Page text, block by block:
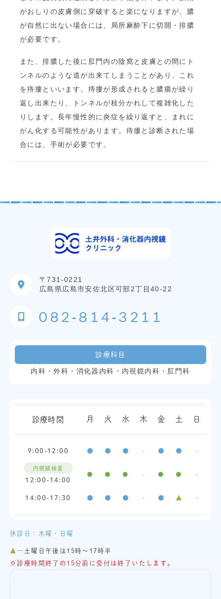
がおしりの皮膚側に穿破すると楽になりますが、膿
が自然に出ない場合には、局所麻酔下に切開・排膿
が必要です。
また、排膿した後に肛門内の陰窩と皮膚との間にト
ンネルのような道が出来てしまうことがあり、これ
を痔瘻といいます。痔瘻が形成されると膿瘍が繰り
返し出来たり、トンネルが枝分かれして複雑化した
りします。長年慢性的に炎症を繰り返すと、まれに
がん化する可能性があります。痔瘻と診断された場
合には、手術が必要です。
〒731-0221
広島県広島市安佐北区可部2丁目40-22
082-814-3211
診療科目
内科・外科・消化器内科・内視鏡内科・肛門科
診療時間 月 火 水 木 金 土 日
9:00-12:00 ● ● ● - ● ● -
内視鏡検査
12:00-14:00
● ● ● - ● ● -
14:00-17:30 ● ● ● - ● ▲ -
休診日：木曜・日曜
▲ …土曜日午後は15時～17時半
※診療時間終了の15分前に受付は終了いたします。